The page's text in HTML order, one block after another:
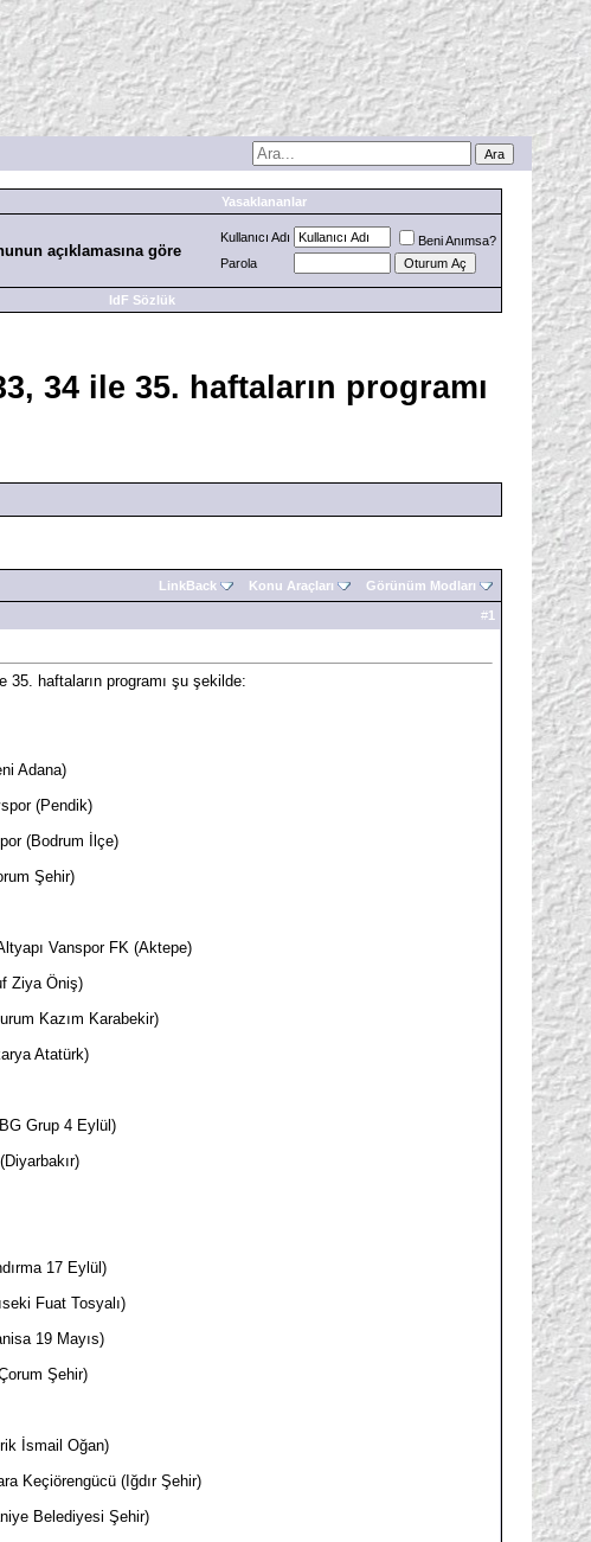
Yasaklananlar
açıklamasına göre
Kullanıcı Adı
Beni Anımsa?
Parola
IdF Sözlük
34 ile 35. haftaların programı
LinkBack Konu Araçları Görünüm Modları
#1
35. haftaların programı şu şekilde:
Adana)
(Pendik)
(Bodrum İlçe)
Şehir)
Vanspor FK (Aktepe)
Ziya Öniş)
Kazım Karabekir)
Atatürk)
Grup 4 Eylül)
17 Eylül)
Fuat Tosyalı)
19 Mayıs)
Şehir)
İsmail Oğan)
Keçiörengücü (Iğdır Şehir)
Belediyesi Şehir)